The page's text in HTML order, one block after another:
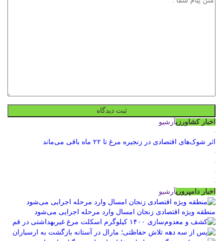
اخبار کشاورزیآرشیو
اثر شوک‌های اقتصادی در زنجیره مرغ تا ۲۲ ماه باقی می‌ماند
اخبار دامپروریآرشیو
منطقه ویژه اقتصادی زنجان امسال وارد مرحله اجرایی می‌شود